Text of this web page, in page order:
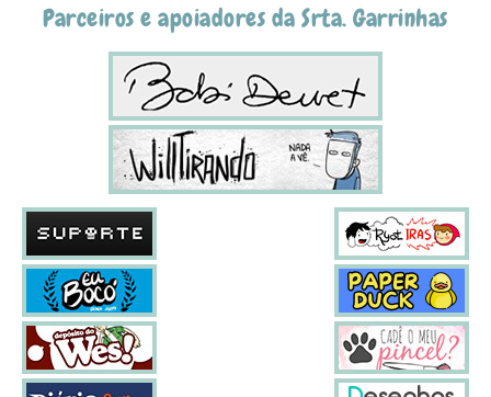
Parceiros e apoiadores da Srta. Garrinhas